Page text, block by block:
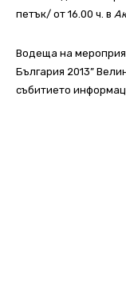
петък/ от 16.00 ч. в
Водеща на
България 2013”
събитието